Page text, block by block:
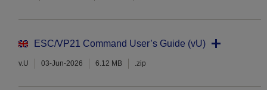
ESC/VP21 Command User’s Guide (vU)
v.U 03-Jun-2026 6.12 MB .zip